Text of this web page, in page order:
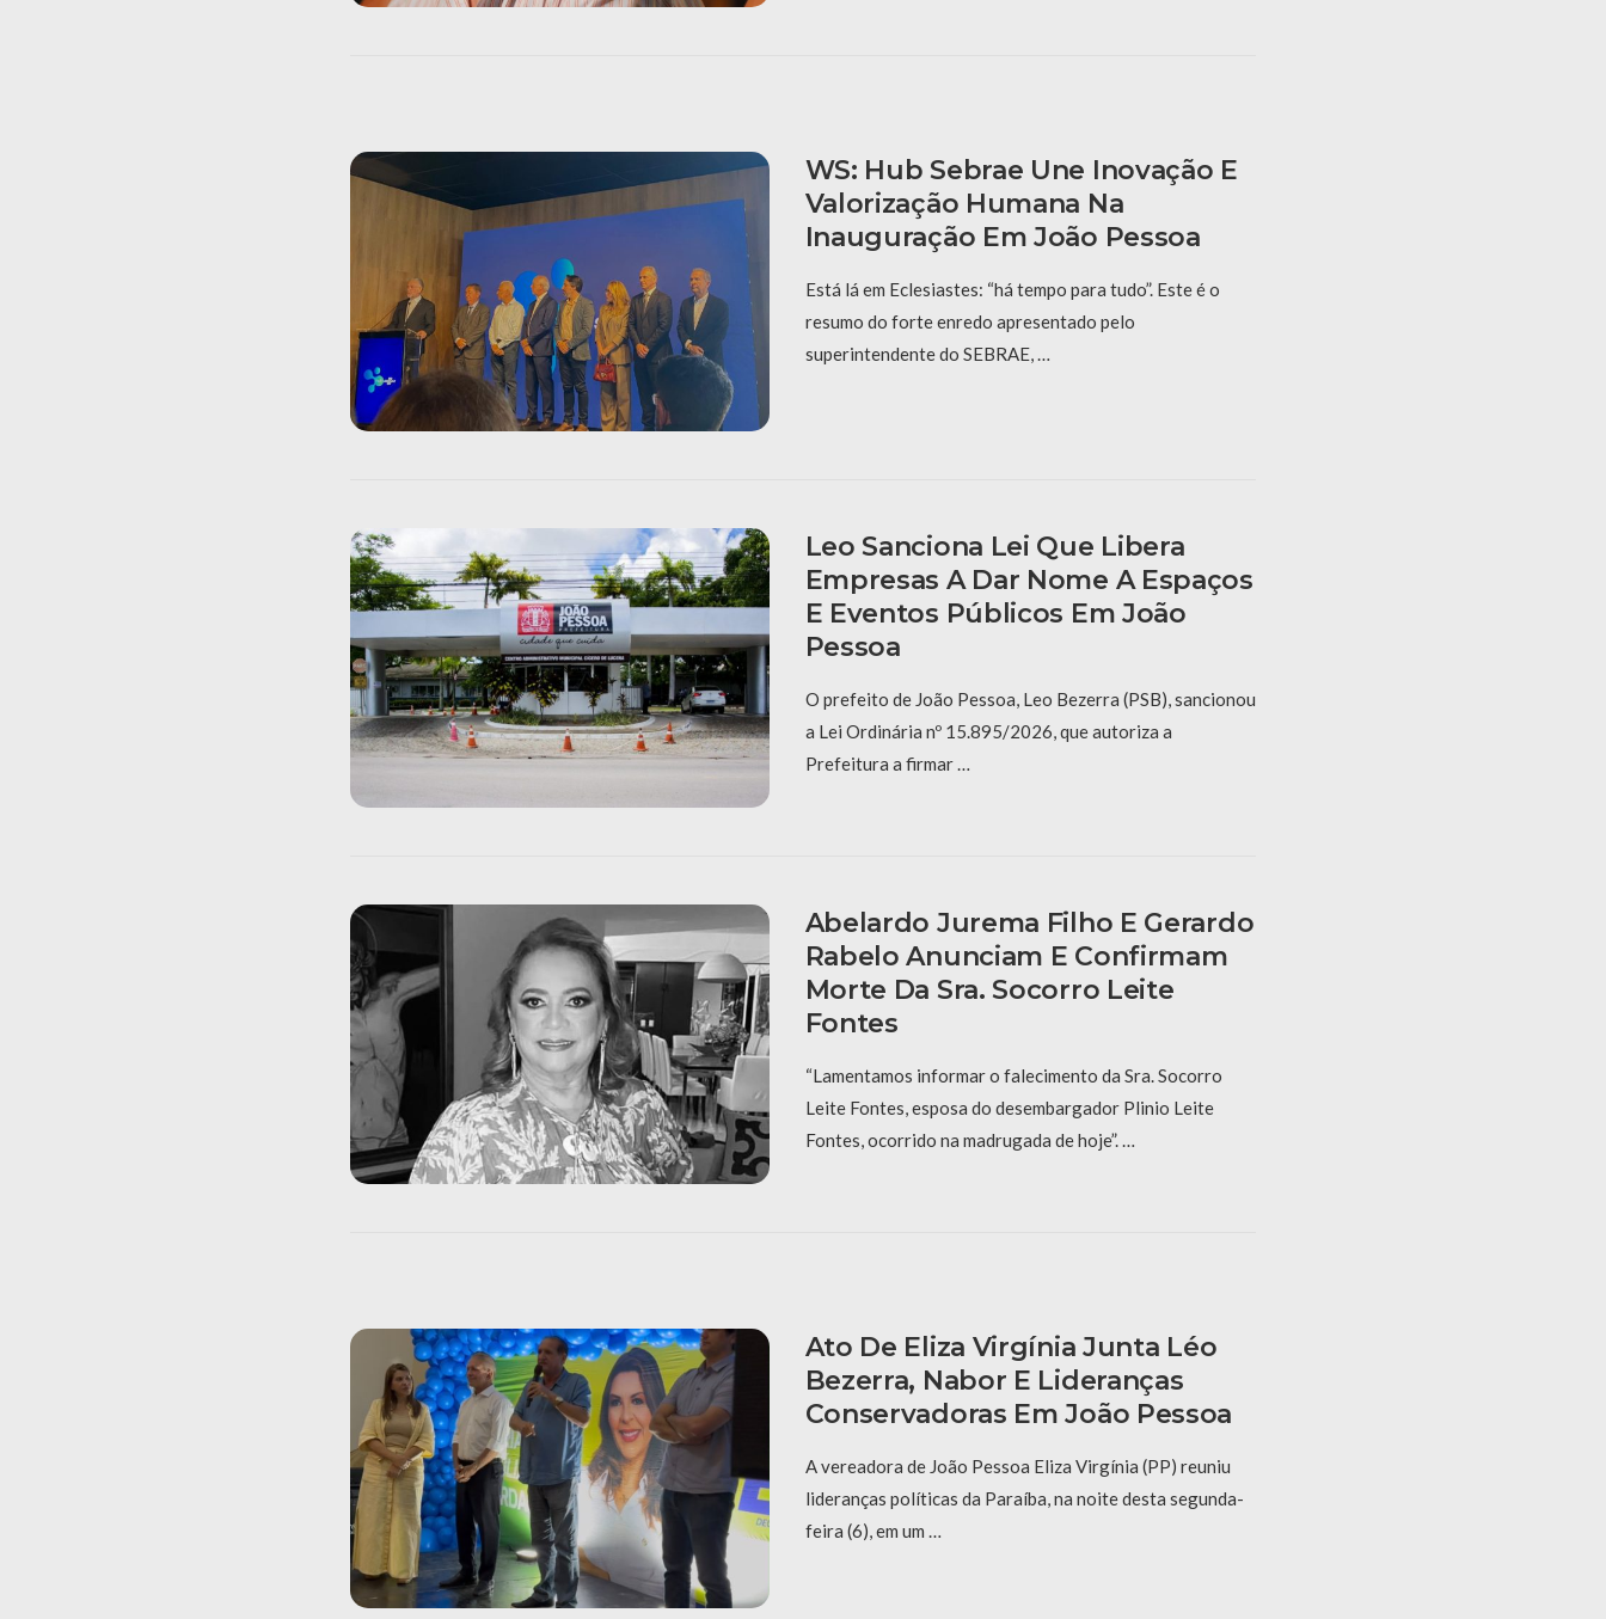
WS: Hub Sebrae Une Inovação E
Valorização Humana Na
Inauguração Em João Pessoa
Está lá em Eclesiastes: “há tempo para tudo”. Este é o
resumo do forte enredo apresentado pelo
superintendente do SEBRAE, …
Leo Sanciona Lei Que Libera
Empresas A Dar Nome A Espaços
E Eventos Públicos Em João
Pessoa
O prefeito de João Pessoa, Leo Bezerra (PSB), sancionou
a Lei Ordinária nº 15.895/2026, que autoriza a
Prefeitura a firmar …
Abelardo Jurema Filho E Gerardo
Rabelo Anunciam E Confirmam
Morte Da Sra. Socorro Leite
Fontes
“Lamentamos informar o falecimento da Sra. Socorro
Leite Fontes, esposa do desembargador Plinio Leite
Fontes, ocorrido na madrugada de hoje”. …
Ato De Eliza Virgínia Junta Léo
Bezerra, Nabor E Lideranças
Conservadoras Em João Pessoa
A vereadora de João Pessoa Eliza Virgínia (PP) reuniu
lideranças políticas da Paraíba, na noite desta segunda-
feira (6), em um …